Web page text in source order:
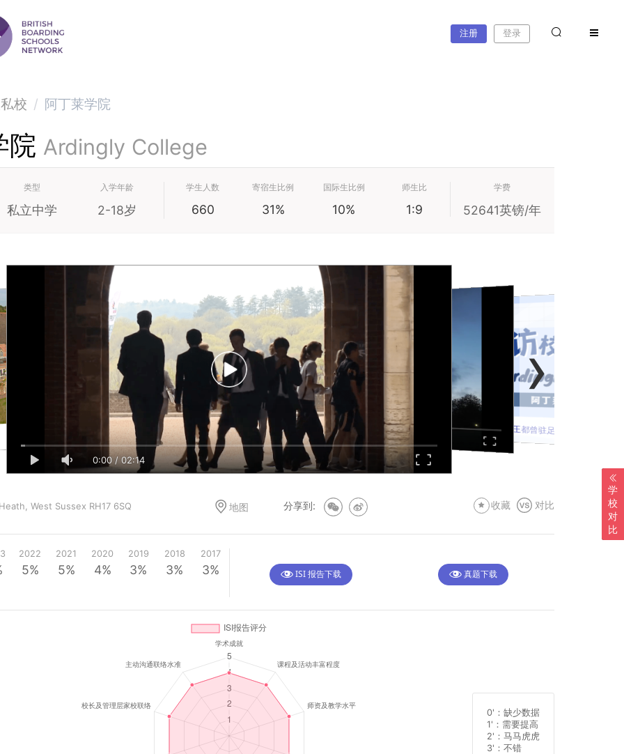
注册 登录
校 / 阿丁莱学院
院 Ardingly College
类型
私立中学
入学年龄
2-18岁
学生人数
660
寄宿生比例
31%
国际生比例
10%
师生比
1:9
学费
52641英镑/年
0:00/ 02:14
0:00/ 03:54 哥特复兴式风格的私校Ardingly College，连女王与菲利普亲王都曾驻足感叹！
›
West Sussex RH17 6SQ 地图 分享到: 收藏 对比
2022
5%
2021
5%
2020
4%
2019
3%
2018
3%
2017
3% ISI 报告下载 真题下载
0' ：缺少数据
1' ：需要提高
2' ：马马虎虎
3' ：不错
学
校
对
比